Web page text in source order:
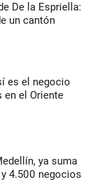
De la Espriella:
un cantón
es el negocio
en el Oriente
ya suma
4.500 negocios